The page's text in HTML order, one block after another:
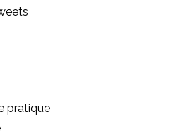
pratique